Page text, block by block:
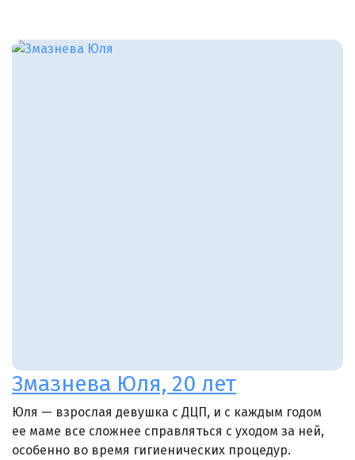
Змазнева Юля, 20 лет
Юля — взрослая девушка с ДЦП, и с каждым годом
ее маме все сложнее справляться с уходом за ней,
особенно во время гигиенических процедур.